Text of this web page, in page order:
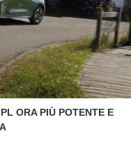
ORA PIÙ POTENTE E